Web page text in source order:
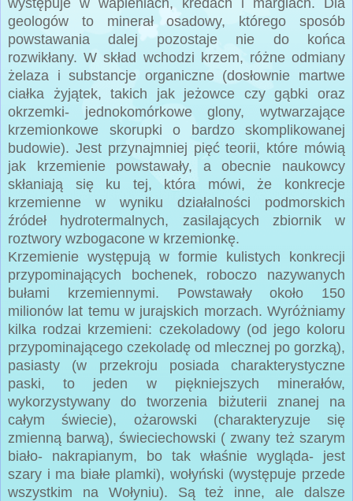
geologów to minerał osadowy, którego sposób
powstawania dalej pozostaje nie do końca
rozwikłany. W skład wchodzi krzem, różne odmiany
żelaza i substancje organiczne (dosłownie martwe
ciałka żyjątek, takich jak jeżowce czy gąbki oraz
okrzemki- jednokomórkowe glony, wytwarzające
krzemionkowe skorupki o bardzo skomplikowanej
budowie). Jest przynajmniej pięć teorii, które mówią
jak krzemienie powstawały, a obecnie naukowcy
skłaniają się ku tej, która mówi, że konkrecje
krzemienne w wyniku działalności podmorskich
źródeł hydrotermalnych, zasilających zbiornik w
roztwory wzbogacone w krzemionkę.
Krzemienie występują w formie kulistych konkrecji
przypominających bochenek, roboczo nazywanych
bułami krzemiennymi. Powstawały około 150
milionów lat temu w jurajskich morzach. Wyróżniamy
kilka rodzai krzemieni: czekoladowy (od jego koloru
przypominającego czekoladę od mlecznej po gorzką),
pasiasty (w przekroju posiada charakterystyczne
paski, to jeden w piękniejszych minerałów,
wykorzystywany do tworzenia biżuterii znanej na
całym świecie), ożarowski (charakteryzuje się
zmienną barwą), świeciechowski ( zwany też szarym
biało- nakrapianym, bo tak właśnie wygląda- jest
szary i ma białe plamki), wołyński (występuje przede
wszystkim na Wołyniu). Są też inne, ale dalsze